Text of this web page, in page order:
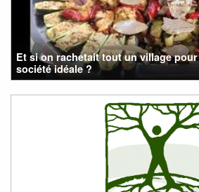
Et si on rachetait tout un village
société idéale ?